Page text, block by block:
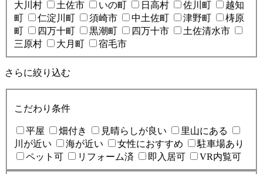
大川村 土佐市 いの町 日高村 佐川町
越知
町
仁淀川町 須崎市 中土佐町 津野町
梼原
町
四万十町 黒潮町 四万十市
土佐清水市
三原村
大月町 宿毛市
さらに絞り込む
こだわり条件
平屋 畑付き 見晴らしが良い
里山にある
川が近い
海が近い 女性におすすめ
駐車場あり
ペット可
リフォーム済 即入居可 VR内覧可